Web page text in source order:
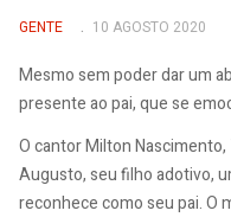
GENTE 10 AGOSTO 2020
Mesmo sem poder dar um
presente ao pai, que se
O cantor Milton
Augusto, seu filho adotivo,
reconhece como seu pai. O